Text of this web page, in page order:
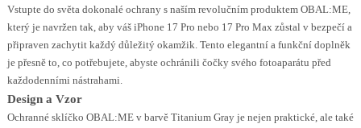
Vstupte do světa dokonalé ochrany s naším revolučním produktem OBAL:ME,
který je navržen tak, aby váš iPhone 17 Pro nebo 17 Pro Max zůstal v bezpečí a
připraven zachytit každý důležitý okamžik. Tento elegantní a funkční doplněk
je přesně to, co potřebujete, abyste ochránili čočky svého fotoaparátu před
každodenními nástrahami.
Design a Vzor
Ochranné sklíčko OBAL:ME v barvě Titanium Gray je nejen praktické, ale také